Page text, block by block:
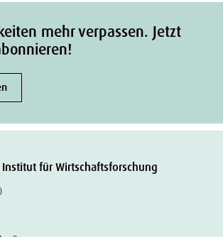
mehr verpassen. Jetzt
für Wirtschaftsforschung